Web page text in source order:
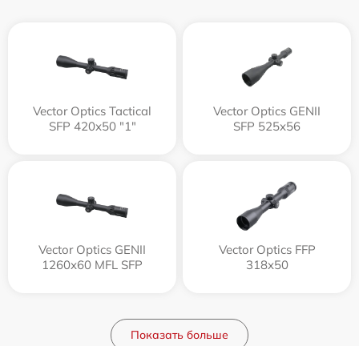
Vector Optics Tactical
SFP 420x50 "1"
Vector Optics GENII
SFP 525x56
Vector Optics GENII
1260x60 MFL SFP
Vector Optics FFP
318x50
Показать больше